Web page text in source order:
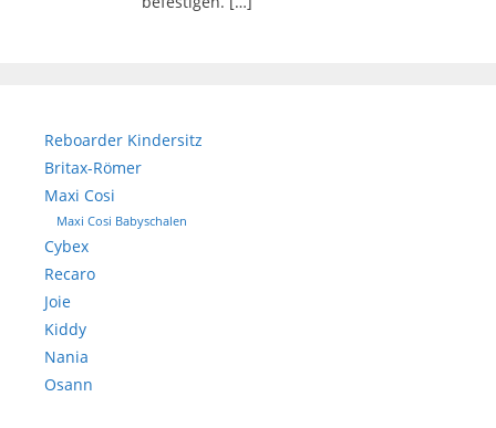
Reboarder Kindersitz
Britax-Römer
Maxi Cosi
Maxi Cosi Babyschalen
Cybex
Recaro
Joie
Kiddy
Nania
Osann